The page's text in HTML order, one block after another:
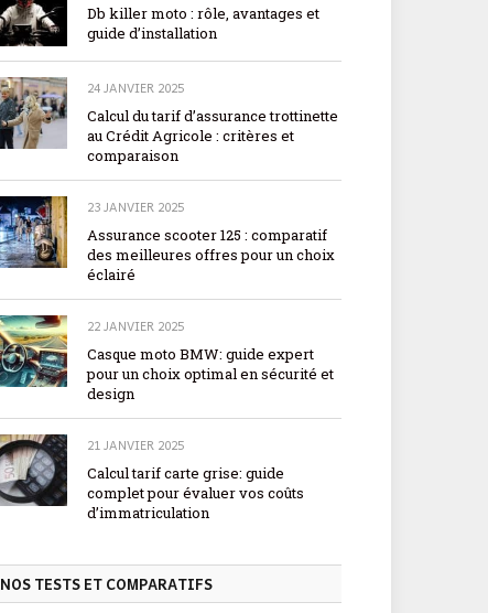
Db killer moto : rôle, avantages et
guide d’installation
24 JANVIER 2025
Calcul du tarif d’assurance trottinette
au Crédit Agricole : critères et
comparaison
23 JANVIER 2025
Assurance scooter 125 : comparatif
des meilleures offres pour un choix
éclairé
22 JANVIER 2025
Casque moto BMW: guide expert
pour un choix optimal en sécurité et
design
21 JANVIER 2025
Calcul tarif carte grise: guide
complet pour évaluer vos coûts
d’immatriculation
NOS TESTS ET COMPARATIFS